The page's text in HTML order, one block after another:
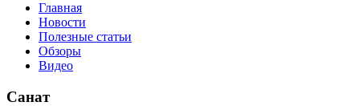
Главная
Новости
Полезные статьи
Обзоры
Видео
Санат